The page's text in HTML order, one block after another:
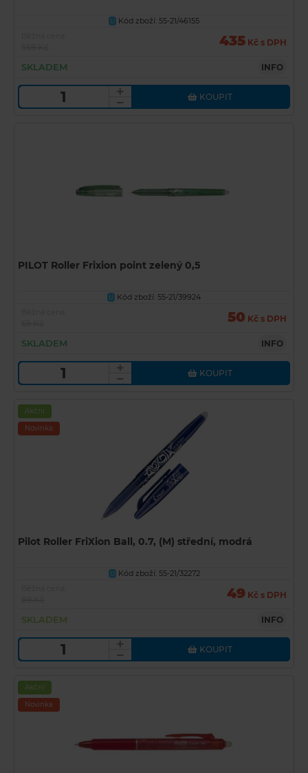
U
Kód zboží: 55-21/46155
435 Kč s DPH
SKLADEM INFO
KOUPIT
PILOT Roller Frixion point zelený 0,5
U
Kód zboží: 55-21/39924
50 Kč s DPH
SKLADEM INFO
KOUPIT
Akční
Novinka
Pilot Roller FriXion Ball, 0.7, (M) střední, modrá
U Kód zboží: 55-21/32272
49 Kč s DPH
SKLADEM INFO
KOUPIT
Akční
Novinka